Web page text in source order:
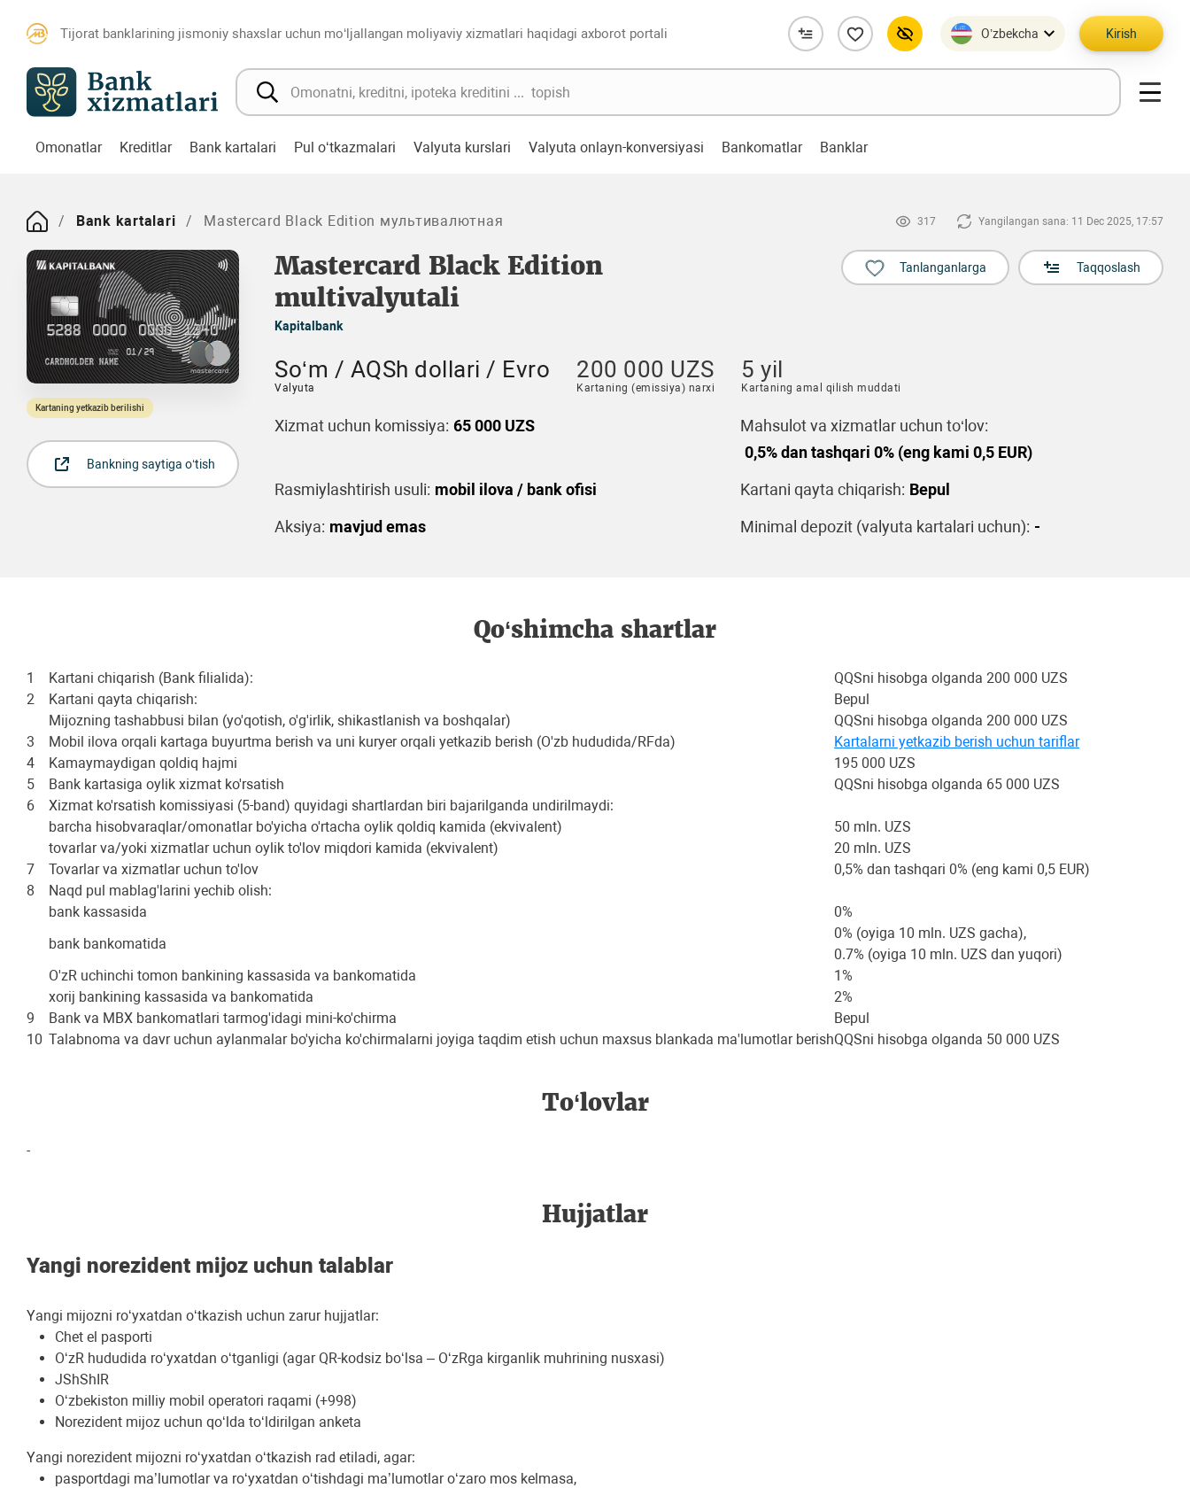
Tijorat banklarining jismoniy shaxslar uchun mo‘ljallangan moliyaviy xizmatlari haqidagi axborot portali O’zbekcha Kirish
Omonatlar Kreditlar Bank kartalari Pul o‘tkazmalari Valyuta kurslari Valyuta onlayn-konversiyasi Bankomatlar Banklar
Bank kartalari Mastercard Black Edition мультивалютная 317 Yangilangan sana: 11 Dec 2025, 17:57
Mastercard Black Edition
multivalyutali
Kapitalbank
Tanlanganlarga Taqqoslash
Kartaning yetkazib berilishi
Bankning saytiga o‘tish
So‘m / AQSh dollari / Evro
Valyuta
200 000 UZS
Kartaning (emissiya) narxi
5 yil
Kartaning amal qilish muddati
Xizmat uchun komissiya: 65 000 UZS
Mahsulot va xizmatlar uchun to‘lov:
0,5% dan tashqari 0% (eng kami 0,5 EUR)
Rasmiylashtirish usuli: mobil ilova / bank ofisi Kartani qayta chiqarish: Bepul
Aksiya: mavjud emas Minimal depozit (valyuta kartalari uchun): -
Qo‘shimcha shartlar
1 Kartani chiqarish (Bank filialida):
QQSni hisobga olganda 200 000 UZS
2
Kartani qayta chiqarish:
Bepul
Mijozning tashabbusi bilan (yo'qotish, o'g'irlik, shikastlanish va boshqalar)
QQSni hisobga olganda 200 000 UZS
3
Mobil ilova orqali kartaga buyurtma berish va uni kuryer orqali yetkazib berish (O'zb hududida/RFda)
Kartalarni yetkazib berish uchun tariflar
4 Kamaymaydigan qoldiq hajmi
195 000 UZS
5
Bank kartasiga oylik xizmat ko'rsatish
QQSni hisobga olganda 65 000 UZS
6
Xizmat ko'rsatish komissiyasi (5-band) quyidagi shartlardan biri bajarilganda undirilmaydi:
barcha hisobvaraqlar/omonatlar bo'yicha o'rtacha oylik qoldiq kamida (ekvivalent)
50 mln. UZS
tovarlar va/yoki xizmatlar uchun oylik to'lov miqdori kamida (ekvivalent)
20 mln. UZS
7
Tovarlar va xizmatlar uchun to'lov
0,5% dan tashqari 0% (eng kami 0,5 EUR)
8
Naqd pul mablag'larini yechib olish:
bank kassasida
0%
bank bankomatida
0% (oyiga 10 mln. UZS gacha),
0.7% (oyiga 10 mln. UZS dan yuqori)
O'zR uchinchi tomon bankining kassasida va bankomatida
1%
xorij bankining kassasida va bankomatida
2%
9
Bank va MBX bankomatlari tarmog'idagi mini-ko'chirma
Bepul
10 Talabnoma va davr uchun aylanmalar bo'yicha ko'chirmalarni joyiga taqdim etish uchun maxsus blankada ma'lumotlar berishQQSni hisobga olganda 50 000 UZS
To‘lovlar
-
Hujjatlar
Yangi norezident mijoz uchun talablar
Yangi mijozni ro‘yxatdan o‘tkazish uchun zarur hujjatlar:
Chet el pasporti
O‘zR hududida ro‘yxatdan o‘tganligi (agar QR-kodsiz bo‘lsa – O‘zRga kirganlik muhrining nusxasi)
JShShIR
O‘zbekiston milliy mobil operatori raqami (+998)
Norezident mijoz uchun qo‘lda to‘ldirilgan anketa
Yangi norezident mijozni ro‘yxatdan o‘tkazish rad etiladi, agar:
pasportdagi ma’lumotlar va ro‘yxatdan o‘tishdagi ma’lumotlar o‘zaro mos kelmasa,